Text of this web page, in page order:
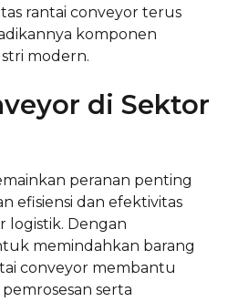
rantai conveyor terus
komponen
modern.
di Sektor
peranan penting
efisiensi dan efektivitas
logistik. Dengan
memindahkan barang
conveyor membantu
serta